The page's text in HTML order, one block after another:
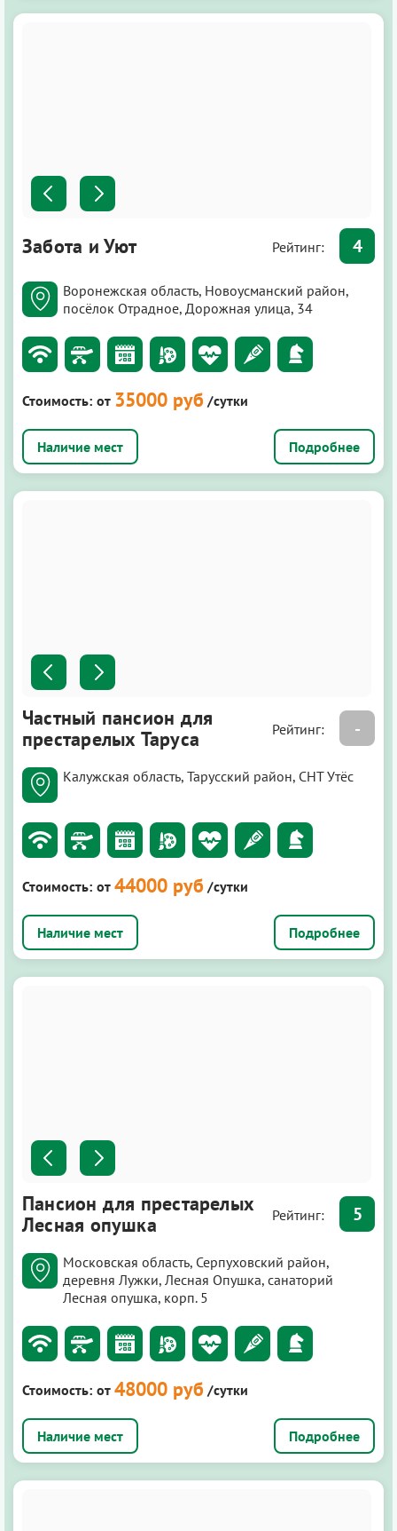
Забота и Уют Рейтинг: 4
Воронежская область, Новоусманский район,
посёлок Отрадное, Дорожная улица, 34
Стоимость: от 35000 руб /сутки
Подробнее
Частный пансион для
престарелых Таруса
Рейтинг: -
Калужская область, Тарусский район, СНТ Утёс
Стоимость: от 44000 руб /сутки
Подробнее
Пансион для престарелых
Лесная опушка
Рейтинг: 5
Московская область, Серпуховский район,
деревня Лужки, Лесная Опушка, санаторий
Лесная опушка, корп. 5
Стоимость: от 48000 руб /сутки
Подробнее